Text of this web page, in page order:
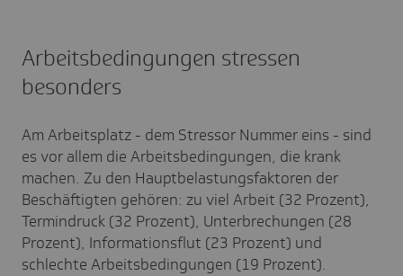
Arbeitsbedingungen stressen
besonders
Am Arbeitsplatz - dem Stressor Nummer eins - sind
es vor allem die Arbeitsbedingungen, die krank
machen. Zu den Hauptbelastungsfaktoren der
Beschäftigten gehören: zu viel Arbeit (32 Prozent),
Termindruck (32 Prozent), Unterbrechungen (28
Prozent), Informationsflut (23 Prozent) und
schlechte Arbeitsbedingungen (19 Prozent).